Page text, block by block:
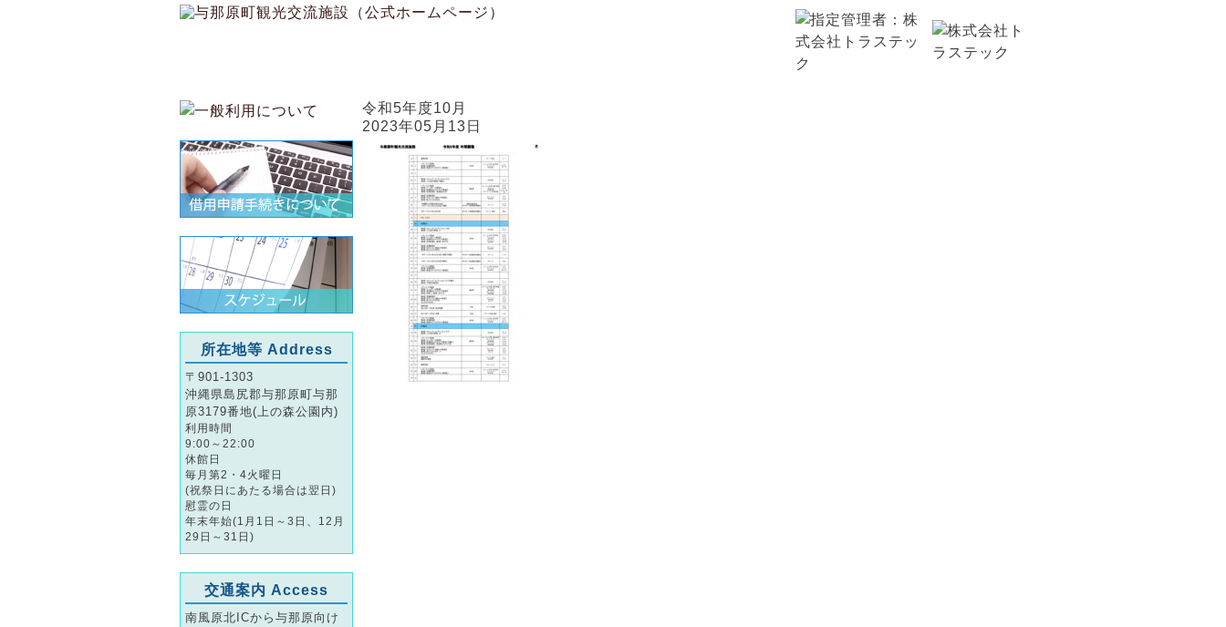
令和5年度10月
2023年05月13日
所在地等 Address
〒901-1303
沖縄県島尻郡与那原町与那
原3179番地(上の森公園内)
利用時間
9:00～22:00
休館日
毎月第2・4火曜日
(祝祭日にあたる場合は翌日)
慰霊の日
年末年始(1月1日～3日、12月
29日～31日)
交通案内 Access
南風原北ICから与那原向け